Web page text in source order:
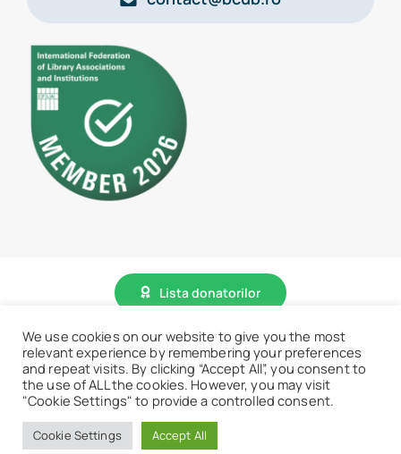
Lista donatorilor
© 2026 • BCU „Carol I” - Toate drepturile sunt rezervate.
Accesează website vechi
Revino la meniu
We use cookies on our website to give you the most
relevant experience by remembering your preferences
and repeat visits. By clicking “Accept All”, you consent to
the use of ALL the cookies. However, you may visit
"Cookie Settings" to provide a controlled consent.
Cookie Settings Accept All